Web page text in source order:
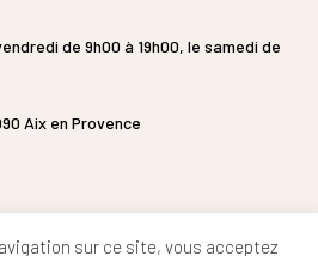
de 9h00 à 19h00, le samedi de
Aix en Provence
sur ce site, vous acceptez